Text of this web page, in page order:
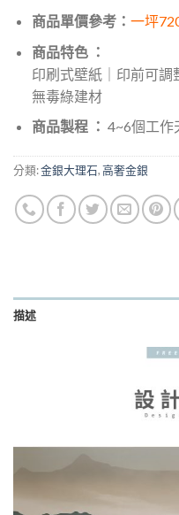
商品單價參考： 一坪
商品特色 ：
印刷式壁紙｜印前可調
無毒綠建材
商品製程 ： 4~6個工作
分類:金銀大理石,高奢金銀
描述